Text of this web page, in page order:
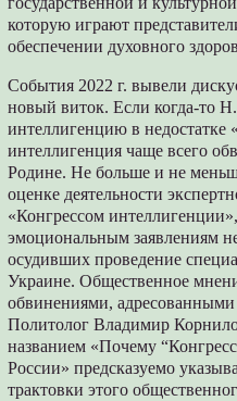
которую играют
обеспечении духовного
События 2022 г. вывели
новый виток. Если когда-то
интеллигенцию в недостатке
интеллигенция чаще всего
Родине. Не больше и не
оценке деятельности
«Конгрессом
эмоциональным заявлениям
осудивших проведение
Украине. Общественное
обвинениями,
Политолог Владимир
названием «Почему
России» предсказуемо
трактовки этого